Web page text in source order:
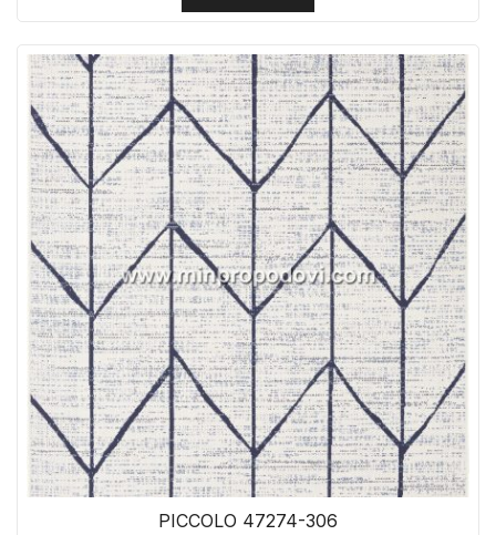
PICCOLO 47274-306